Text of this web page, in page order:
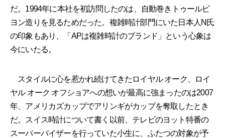
だ。1994年に本社を初訪問したのは、自動巻きトゥールビ
ヨン造りを見るためだった。複雑時計部門にいた日本人N氏
の印象もあり、「APは複雑時計のブランド」という心象は
今にいたる。
スタイルに心を惹かれ続けてきたロイヤル オーク、ロイ
ヤル オーク オフショアへの想いが最高に強まったのは2007
年、アメリカズカップでアリンギがカップを奪取したとき
だ。スイス時計について書く以前、テレビのヨット特番の
スーパーバイザーを行っていた小生に、ふたつの対象が予